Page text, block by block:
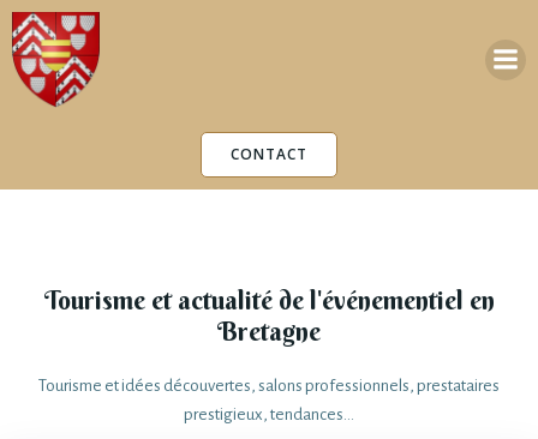
CONTACT
Tourisme et actualité de l'événementiel en
Bretagne
Tourisme et idées découvertes, salons professionnels, prestataires
prestigieux, tendances...